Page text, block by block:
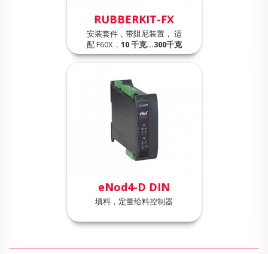
RUBBERKIT-FX
安装套件，带阻尼装置， 适
配 F60X， 10 千克…300千克
eNod4-D DIN
填料，定量给料控制器